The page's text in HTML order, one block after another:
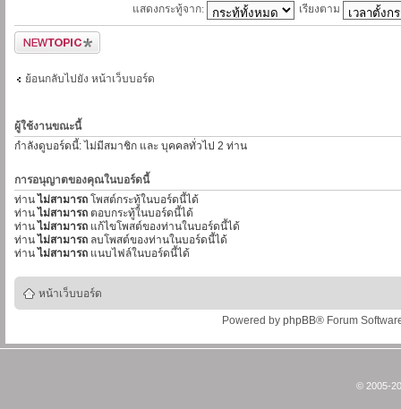
แสดงกระทู้จาก: เรียงตาม
ตั้งกระทู้ใหม่
ย้อนกลับไปยัง หน้าเว็บบอร์ด
ผู้ใช้งานขณะนี้
กำลังดูบอร์ดนี้: ไม่มีสมาชิก และ บุคคลทั่วไป 2 ท่าน
การอนุญาตของคุณในบอร์ดนี้
ท่าน ไม่สามารถ โพสต์กระทู้ในบอร์ดนี้ได้
ท่าน ไม่สามารถ ตอบกระทู้ในบอร์ดนี้ได้
ท่าน ไม่สามารถ แก้ไขโพสต์ของท่านในบอร์ดนี้ได้
ท่าน ไม่สามารถ ลบโพสต์ของท่านในบอร์ดนี้ได้
ท่าน ไม่สามารถ แนบไฟล์ในบอร์ดนี้ได้
หน้าเว็บบอร์ด
Powered by phpBB® Forum
© 2005-